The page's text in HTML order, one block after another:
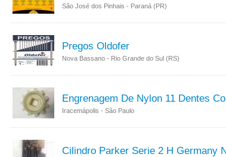
São José dos Pinhais - Paraná (PR)
Pregos Oldofer
Nova Bassano - Rio Grande do Sul (RS)
Engrenagem De Nylon 11 Dentes
Iracemápolis - São Paulo
Cilindro Parker Serie 2 H Germany